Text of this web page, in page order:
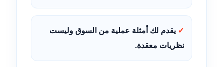
يقدم لك أمثلة عملية من السوق وليست
نظريات معقدة.